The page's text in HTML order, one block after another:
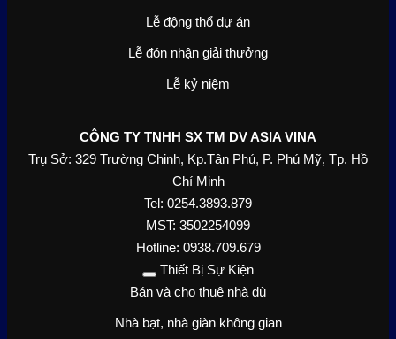
Lễ động thổ dự án
Lễ đón nhận giải thưởng
Lễ kỷ niệm
CÔNG TY TNHH SX TM DV ASIA VINA
Trụ Sở: 329 Trường Chinh, Kp.Tân Phú, P. Phú Mỹ, Tp. Hồ
Chí Minh
Tel: 0254.3893.879
MST: 3502254099
Hotline: 0938.709.679
Thiết Bị Sự Kiện
Bán và cho thuê nhà dù
Nhà bạt, nhà giàn không gian